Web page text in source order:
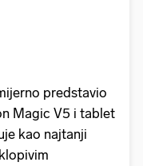
predstavio
Magic V5 i tablet
kao najtanji